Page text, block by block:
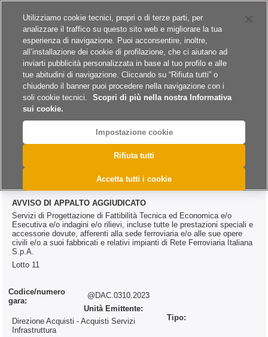
A
@DAC.0310.2023
AVVISO DI APPALTO AGGIUDICATO
Servizi di Progettazione di Fattibilità Tecnica ed Economica e/o
Esecutiva e/o indagini e/o rilievi, incluse tutte le prestazioni speciali e
accessorie dovute, afferenti alla sede ferroviaria e/o alle sue opere
civili e/o a suoi fabbricati e relativi impianti di Rete Ferroviaria Italiana
S.p.A.
Lotto 11
Codice/numero
gara:
@DAC.0310.2023
Unità Emittente:
Direzione Acquisti - Acquisti Servizi
Infrastruttura
Tipo:
Utilizziamo cookie tecnici, propri o di terze parti, per
analizzare il traffico su questo sito web e migliorare la tua
esperienza di navigazione. Puoi acconsentire, inoltre,
all’installazione dei cookie di profilazione, che ci aiutano ad
inviarti pubblicità personalizzata in base al tuo profilo e alle
tue abitudini di navigazione. Cliccando su “Rifiuta tutti” o
chiudendo il banner puoi procedere nella navigazione con i
soli cookie tecnici.
Scopri di più nella nostra Informativa
sui cookie.
Impostazione cookie
Rifiuta tutti
Accetta tutti i cookie